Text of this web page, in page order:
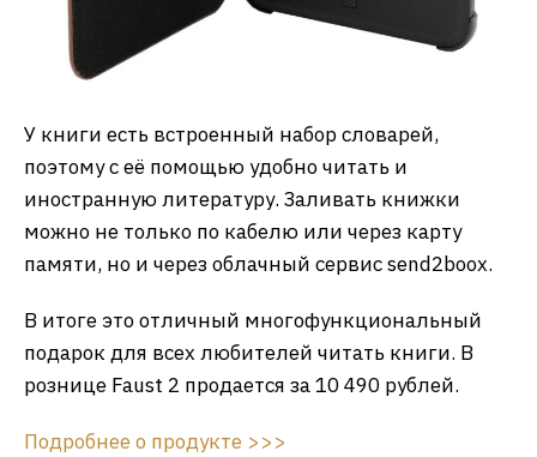
У книги есть встроенный набор словарей,
поэтому с её помощью удобно читать и
иностранную литературу. Заливать книжки
можно не только по кабелю или через карту
памяти, но и через облачный сервис send2boox.
В итоге это отличный многофункциональный
подарок для всех любителей читать книги. В
рознице Faust 2 продается за 10 490 рублей.
Подробнее о продукте >>>